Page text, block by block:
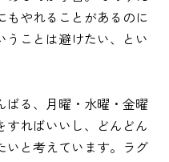
もやれることがあるのに
うことは避けたい、とい
ばる、月曜・水曜・金曜
すればいいし、どんどん
いと考えています。ラグ